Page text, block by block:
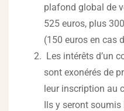
plafond global de
525 euros, plus
(150 euros en cas
Les intérêts d’un
sont exonérés de
leur inscription au
Ils y seront